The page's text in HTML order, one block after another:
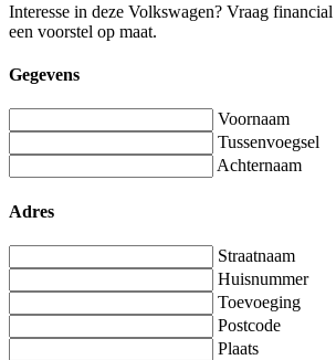
Interesse in deze Volkswagen? Vraag
een voorstel op maat.
Gegevens
Voornaam
Tussenvoegsel
Achternaam
Adres
Straatnaam
Huisnummer
Toevoeging
Postcode
Plaats